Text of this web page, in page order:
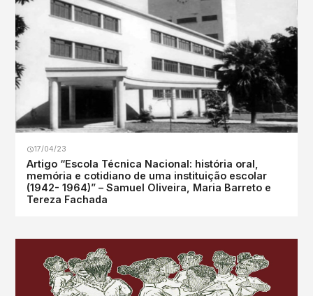
17/04/23
Artigo “Escola Técnica Nacional: história oral,
memória e cotidiano de uma instituição escolar
(1942- 1964)” – Samuel Oliveira, Maria Barreto e
Tereza Fachada